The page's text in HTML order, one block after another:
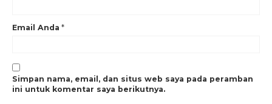
Email Anda *
Simpan nama, email, dan situs web saya pada peramban
ini untuk komentar saya berikutnya.